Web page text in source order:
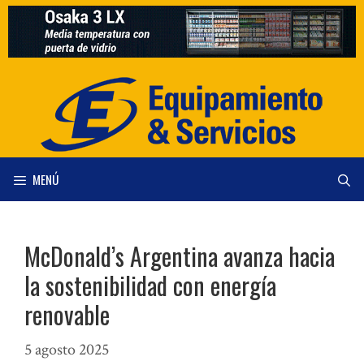
Saltar
contenido
MENÚ
McDonald’s Argentina avanza hacia
la sostenibilidad con energía
renovable
5 agosto 2025